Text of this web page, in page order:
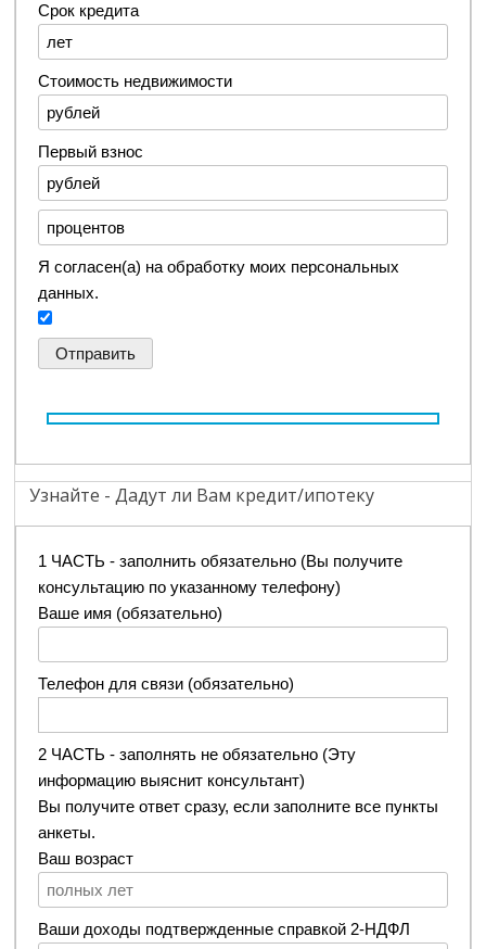
Срок кредита
Стоимость недвижимости
Первый взнос
Я согласен(а) на обработку моих персональных
данных.
Узнайте - Дадут ли Вам кредит/ипотеку
1 ЧАСТЬ - заполнить обязательно (Вы получите
консультацию по указанному телефону)
Ваше имя (обязательно)
Телефон для связи (обязательно)
2 ЧАСТЬ - заполнять не обязательно (Эту
информацию выяснит консультант)
Вы получите ответ сразу, если заполните все пункты
анкеты.
Ваш возраст
Ваши доходы подтвержденные справкой 2-НДФЛ